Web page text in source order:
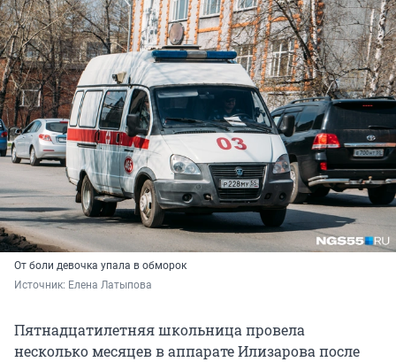
От боли девочка упала в обморок
Источник: Елена Латыпова
Пятнадцатилетняя школьница провела
несколько месяцев в аппарате Илизарова после